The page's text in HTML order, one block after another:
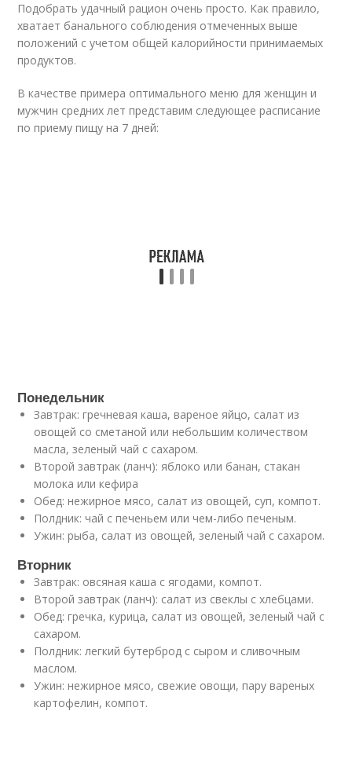
Подобрать удачный рацион очень просто. Как правило,
хватает банального соблюдения отмеченных выше
положений с учетом общей калорийности принимаемых
продуктов.
В качестве примера оптимального меню для женщин и
мужчин средних лет представим следующее расписание
по приему пищу на 7 дней:
Понедельник
Завтрак: гречневая каша, вареное яйцо, салат из
овощей со сметаной или небольшим количеством
масла, зеленый чай с сахаром.
Второй завтрак (ланч): яблоко или банан, стакан
молока или кефира
Обед: нежирное мясо, салат из овощей, суп, компот.
Полдник: чай с печеньем или чем-либо печеным.
Ужин: рыба, салат из овощей, зеленый чай с сахаром.
Вторник
Завтрак: овсяная каша с ягодами, компот.
Второй завтрак (ланч): салат из свеклы с хлебцами.
Обед: гречка, курица, салат из овощей, зеленый чай с
сахаром.
Полдник: легкий бутерброд с сыром и сливочным
маслом.
Ужин: нежирное мясо, свежие овощи, пару вареных
картофелин, компот.